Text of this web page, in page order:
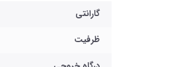
گارانتی
ظرفیت